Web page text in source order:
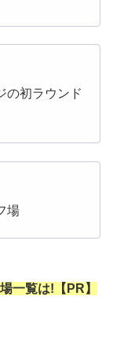
の初ラウンド
場
一覧は!【PR】